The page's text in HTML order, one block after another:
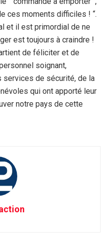
ces moments difficiles ! “.
et il est primordial de ne
est toujours à craindre !
de féliciter et de
soignant,
services de sécurité, de la
qui ont apporté leur
notre pays de cette